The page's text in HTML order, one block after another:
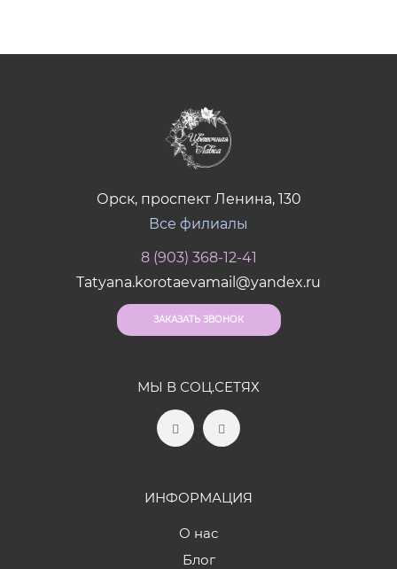
Орск, проспект Ленина, 130
Все филиалы
8 (903) 368-12-41
Tatyana.korotaevamail@yandex.ru
ЗАКАЗАТЬ ЗВОНОК
МЫ В СОЦ.СЕТЯХ
ИНФОРМАЦИЯ
О нас
Блог